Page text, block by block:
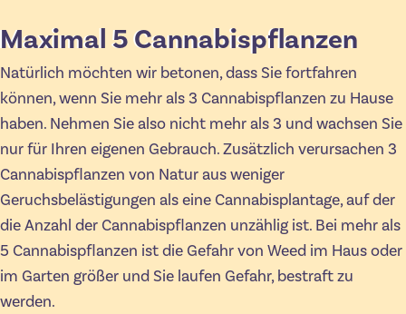
Maximal 5 Cannabispflanzen
Natürlich möchten wir betonen, dass Sie fortfahren
können, wenn Sie mehr als 3 Cannabispflanzen zu Hause
haben. Nehmen Sie also nicht mehr als 3 und wachsen Sie
nur für Ihren eigenen Gebrauch. Zusätzlich verursachen 3
Cannabispflanzen von Natur aus weniger
Geruchsbelästigungen als eine Cannabisplantage, auf der
die Anzahl der Cannabispflanzen unzählig ist. Bei mehr als
5 Cannabispflanzen ist die Gefahr von Weed im Haus oder
im Garten größer und Sie laufen Gefahr, bestraft zu
werden.